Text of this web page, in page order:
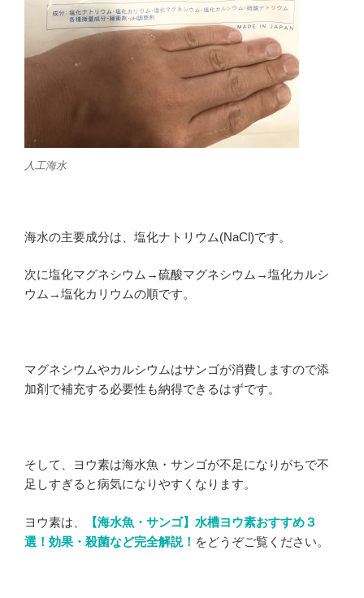
人工海水
海水の主要成分は、塩化ナトリウム(NaCl)です。
次に塩化マグネシウム→硫酸マグネシウム→塩化カルシ
ウム→塩化カリウムの順です。
マグネシウムやカルシウムはサンゴが消費しますので添
加剤で補充する必要性も納得できるはずです。
そして、ヨウ素は海水魚・サンゴが不足になりがちで不
足しすぎると病気になりやすくなります。
ヨウ素は、
【海水魚・サンゴ】水槽ヨウ素おすすめ３
選！効果・殺菌など完全解説！ をどうぞご覧ください。